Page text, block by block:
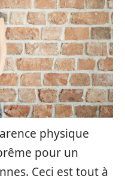
physique
pour un
Ceci est tout à